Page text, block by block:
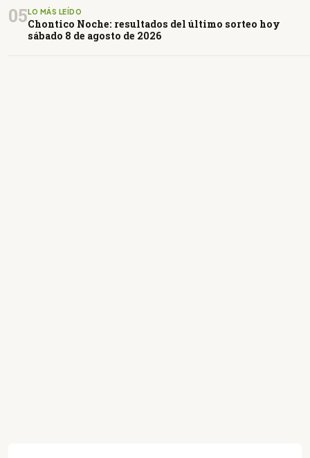
05 LO MÁS LEÍDO
Chontico Noche: resultados del último sorteo hoy
sábado 8 de agosto de 2026